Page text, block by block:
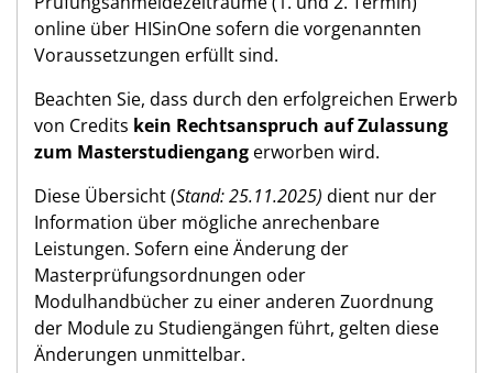
online über HISinOne sofern die vorgenannten
Voraussetzungen erfüllt sind.
Beachten Sie, dass durch den erfolgreichen Erwerb
von Credits kein Rechtsanspruch auf Zulassung
zum Masterstudiengang erworben wird.
Diese Übersicht (Stand: 25.11.2025) dient nur der
Information über mögliche anrechenbare
Leistungen. Sofern eine Änderung der
Masterprüfungsordnungen oder
Modulhandbücher zu einer anderen Zuordnung
der Module zu Studiengängen führt, gelten diese
Änderungen unmittelbar.